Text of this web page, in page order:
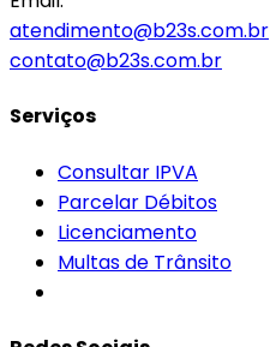
atendimento@b23s.com.br
contato@b23s.com.br
Serviços
Consultar IPVA
Parcelar Débitos
Licenciamento
Multas de Trânsito